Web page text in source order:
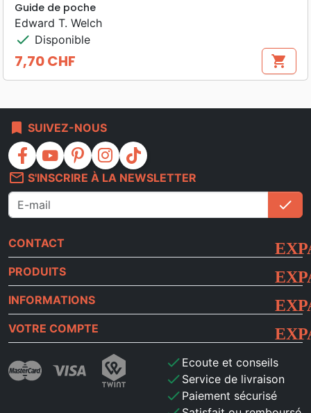
Guide de poche
Edward T. Welch
check Disponible
Prix
7,70 CHF shopping_cart
bookmark SUIVEZ-NOUS
facebook youtube pinterest instagram
tiktok
mail_outline S'INSCRIRE À LA NEWSLETTER
check
CONTACT
PRODUITS
INFORMATIONS
VOTRE COMPTE
check Ecoute et conseils
check Service de livraison
check Paiement sécurisé